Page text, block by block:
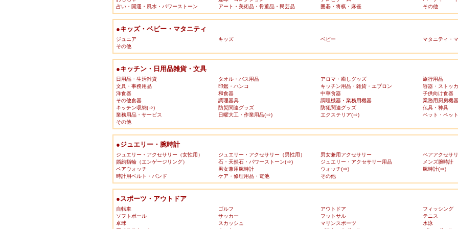
占い・開運・風水・パワーストーン
アート・美術品・骨董品・民芸品 囲碁・将棋・麻雀 その他
●キッズ・ベビー・マタニティ
ジュニア キッズ ベビー
マタニティ・
その他
●キッチン・日用品雑貨・文具
日用品・生活雑貨 タオル・バス用品 アロマ・癒しグッズ
旅行用品
文具・事務用品
印鑑・ハンコ キッチン用品・雑貨・エプロン
容器・ストッ
洋食器
和食器 中華食器
子供向け食器
その他食器
調理器具 調理機器・業務用機器
業務用厨房機
キッチン収納(⇒)
防災関連グッズ 防犯関連グッズ
仏具・神具
業務用品・サービス
日曜大工・作業用品(⇒) エクステリア(⇒)
ペット・ペッ
その他
●ジュエリー・腕時計
ジュエリー・アクセサリー（女性用） ジュエリー・アクセサリー（男性用） 男女兼用アクセサリー
ペアアクセサ
婚約指輪（エンゲージリング）
石・天然石・パワーストーン(⇒) ジュエリー・アクセサリー用品
メンズ腕時計
ペアウォッチ
男女兼用腕時計 ウォッチ(⇒)
腕時計(⇒)
時計用ベルト・バンド
ケア・修理用品・電池 その他
●スポーツ・アウトドア
自転車 ゴルフ アウトドア
フィッシング
ソフトボール
サッカー フットサル
テニス
卓球
スカッシュ マリンスポーツ
水泳